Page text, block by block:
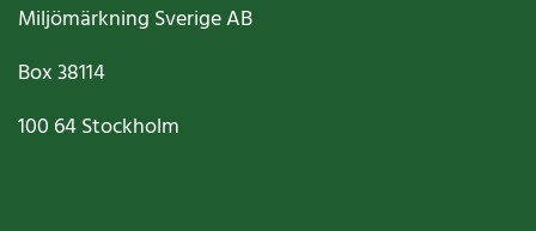
Miljömärkning Sverige AB
Box38114
100 64Stockholm